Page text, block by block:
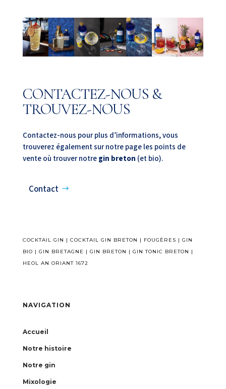
CONTACTEZ-NOUS &
TROUVEZ-NOUS
Contactez-nous pour plus d’informations, vous
trouverez également sur notre page les points de
vente où trouver notre gin breton (et bio).
Contact
COCKTAIL GIN | COCKTAIL GIN BRETON | FOUGÈRES | GIN
BIO | GIN BRETAGNE | GIN BRETON | GIN TONIC BRETON |
HEOL AN ORIANT 1672
NAVIGATION
Accueil
Notre histoire
Notre gin
Mixologie